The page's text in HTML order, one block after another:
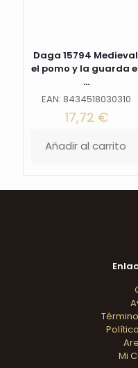
Daga 15794
el pomo y la guarda
...
EAN: 8434518030310
17,72 €
Añadir al carrito
Mi